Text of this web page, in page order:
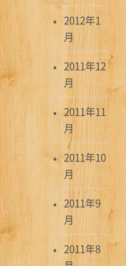
2012年1
月
2011年12
月
2011年11
月
2011年10
月
2011年9
月
2011年8